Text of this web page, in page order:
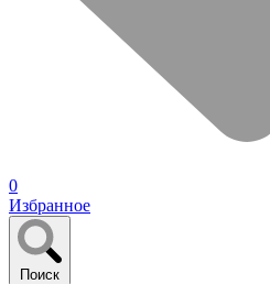
0
Избранное
Поиск